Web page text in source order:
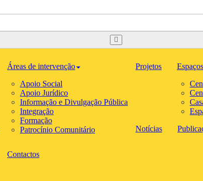
Áreas de intervenção
Apoio Social
Apoio Jurídico
Informação e Divulgação Pública
Integração
Formação
Patrocínio Comunitário
Projetos
Espaços
Notícias
Contactos